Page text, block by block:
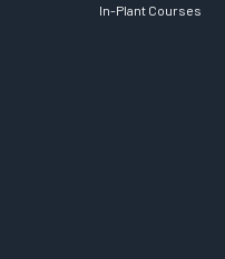
In-Plant Courses